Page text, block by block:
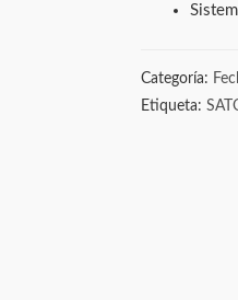
Categoría:
Etiqueta: